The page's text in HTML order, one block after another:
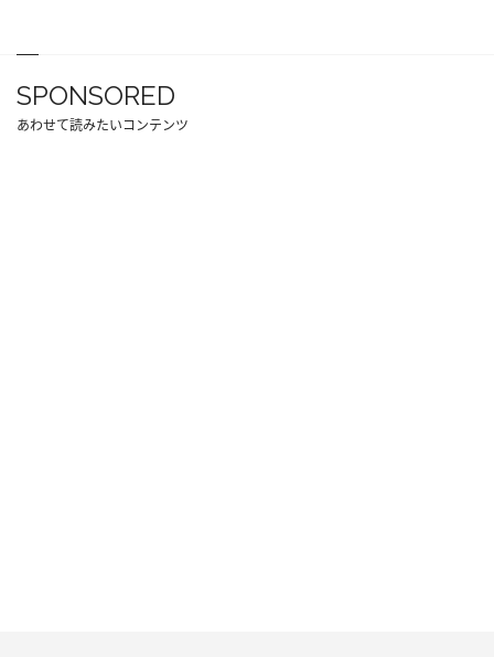
SPONSORED
あわせて読みたいコンテンツ